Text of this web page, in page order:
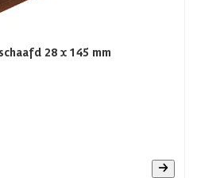
28 x 145 mm